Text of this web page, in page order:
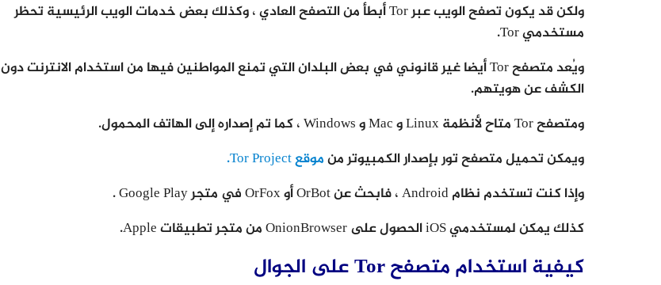
ولكن قد يكون تصفح الويب عبر Tor أبطأ من التصفح العادي ، وكذلك بعض خدمات الويب الرئيسية تحظر
مستخدمي Tor.
ويُعد متصفح Tor أيضا غير قانوني في بعض البلدان التي تمنع المواطنين فيها من استخدام الانترنت دون
الكشف عن هويتهم.
ومتصفح Tor متاح لأنظمة Linux و Mac و Windows ، كما تم إصداره إلى الهاتف المحمول.
ويمكن تحميل متصفح تور بإصدار الكمبيوتر منموقع Tor Project.
وإذا كنت تستخدم نظام Android ، فابحث عن OrBot أو OrFox في متجر Google Play .
كذلك يمكن لمستخدمي iOS الحصول على OnionBrowser من متجر تطبيقات Apple.
كيفية استخدام متصفح Tor على الجوال